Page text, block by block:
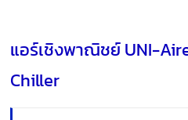
แอร์เชิงพาณิชย์ UNI-
Chiller